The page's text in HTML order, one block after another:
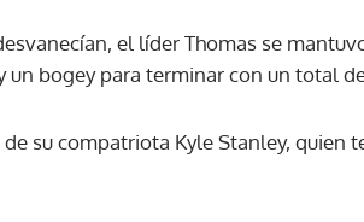
el líder Thomas se
bogey para terminar con un total
su compatriota Kyle Stanley, quien